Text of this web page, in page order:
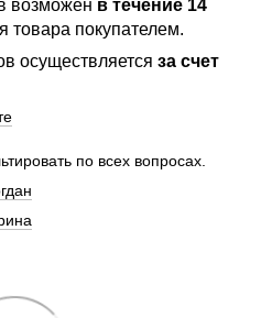
возможен в течение 14
товара покупателем.
осуществляется за счет
по всех вопросах.